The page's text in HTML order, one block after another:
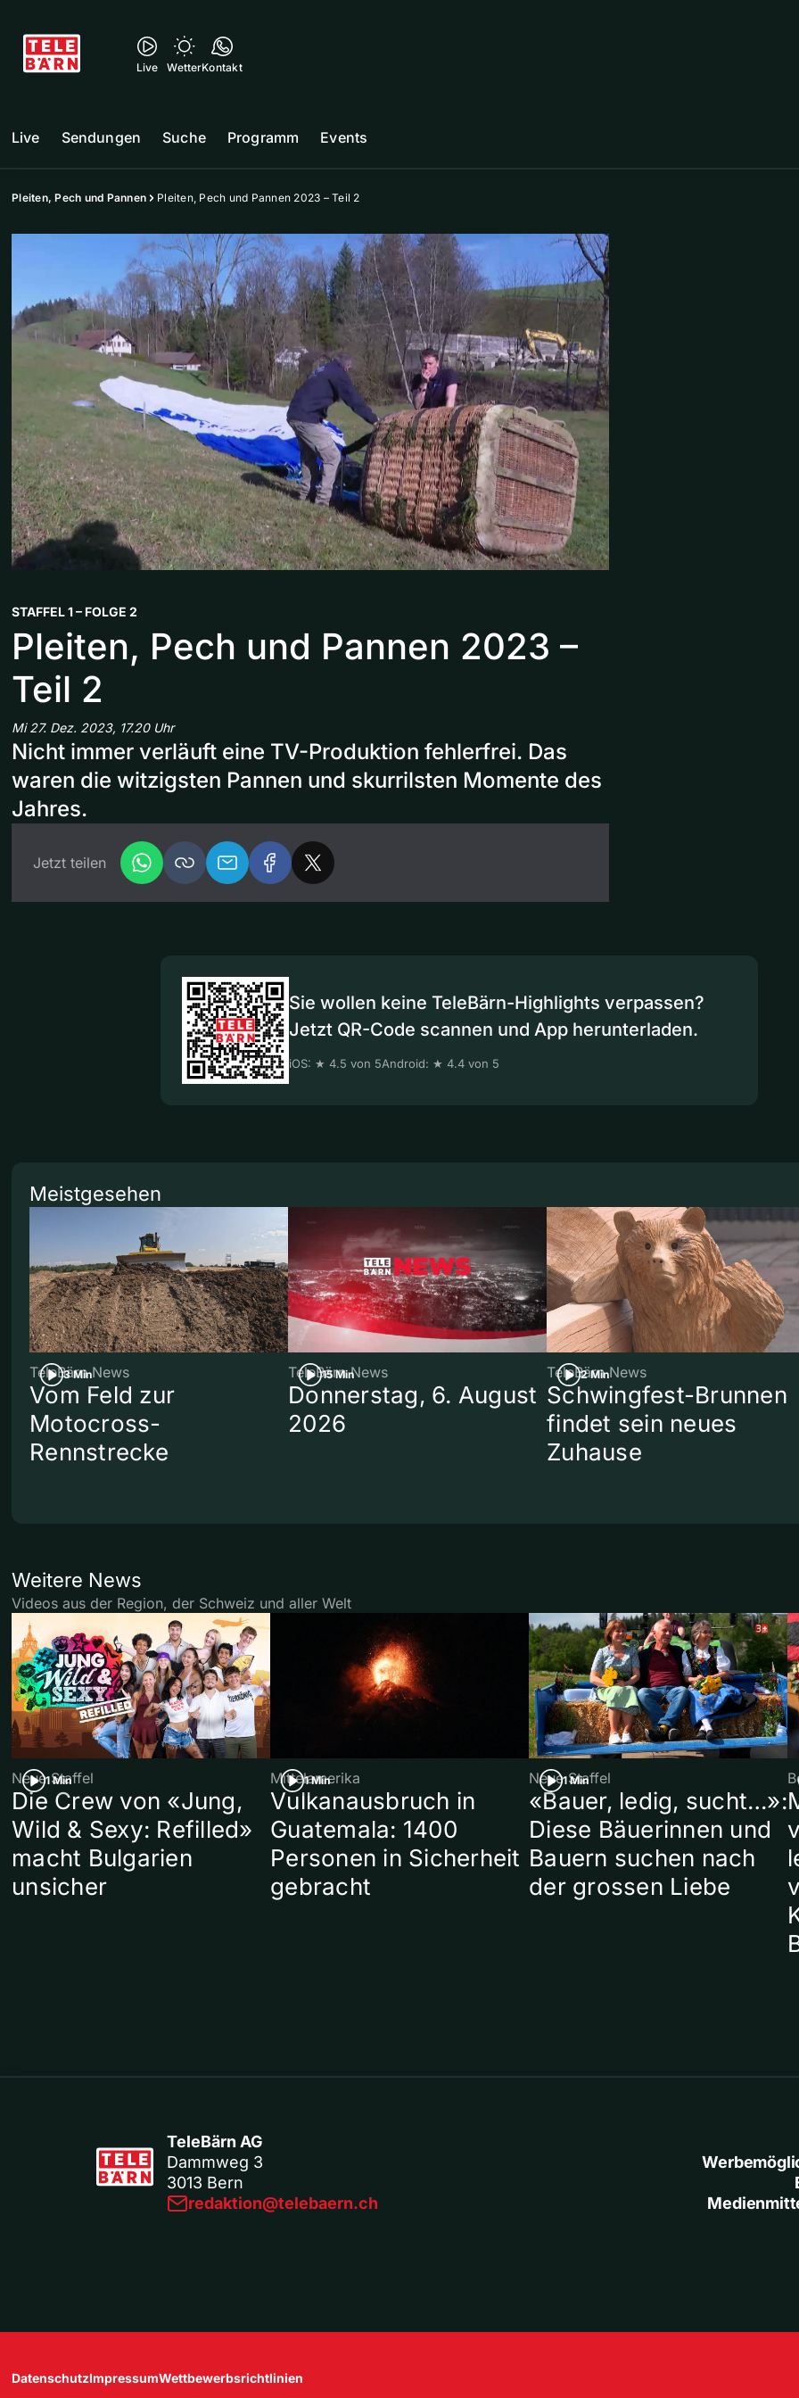
Live WetterKontakt
Live Sendungen Suche Programm Events
Pleiten, Pech und Pannen Pleiten, Pech und Pannen 2023 – Teil 2
STAFFEL 1 – FOLGE 2
Pleiten, Pech und Pannen 2023 –
Teil 2
Mi 27. Dez. 2023, 17.20 Uhr
Nicht immer verläuft eine TV-Produktion fehlerfrei. Das
waren die witzigsten Pannen und skurrilsten Momente des
Jahres.
Jetzt teilen
Sie wollen keine TeleBärn-Highlights verpassen?
Jetzt QR-Code scannen und App herunterladen.
iOS: ★ 4.5 von 5Android: ★ 4.4 von 5
Meistgesehen
3 Min
TeleBärn News
Vom Feld zur
Motocross-
Rennstrecke
15 Min
TeleBärn News
Donnerstag, 6. August
2026
2 Min
TeleBärn News
Schwingfest-Brunnen
findet sein neues
Zuhause
Weitere News
Videos aus der Region, der Schweiz und aller Welt
1 Min
Neue Staffel
Die Crew von «Jung,
Wild & Sexy: Refilled»
macht Bulgarien
unsicher
1 Min
Mittelamerika
Vulkanausbruch in
Guatemala: 1400
Personen in Sicherheit
gebracht
1 Min
Neue Staffel
«Bauer, ledig, sucht…»:
Diese Bäuerinnen und
Bauern suchen nach
der grossen Liebe
TeleBärn AG
Dammweg 3
3013 Bern
redaktion@telebaern.ch
DatenschutzImpressumWettbewerbsrichtlinien